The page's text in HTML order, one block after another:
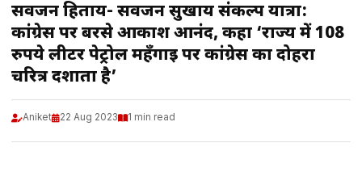
सर्वजन हिताय- सर्वजन सुखाय संकल्प यात्रा:
कांग्रेस पर बरसे आकाश आनंद, कहा ‘राज्य में 108
रुपये लीटर पेट्रोल महँगाई पर कांग्रेस का दोहरा
चरित्र दर्शाता है’
Aniket 22 Aug 2023 1 min read